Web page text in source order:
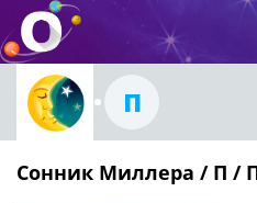
П
Сонник Миллера / П /